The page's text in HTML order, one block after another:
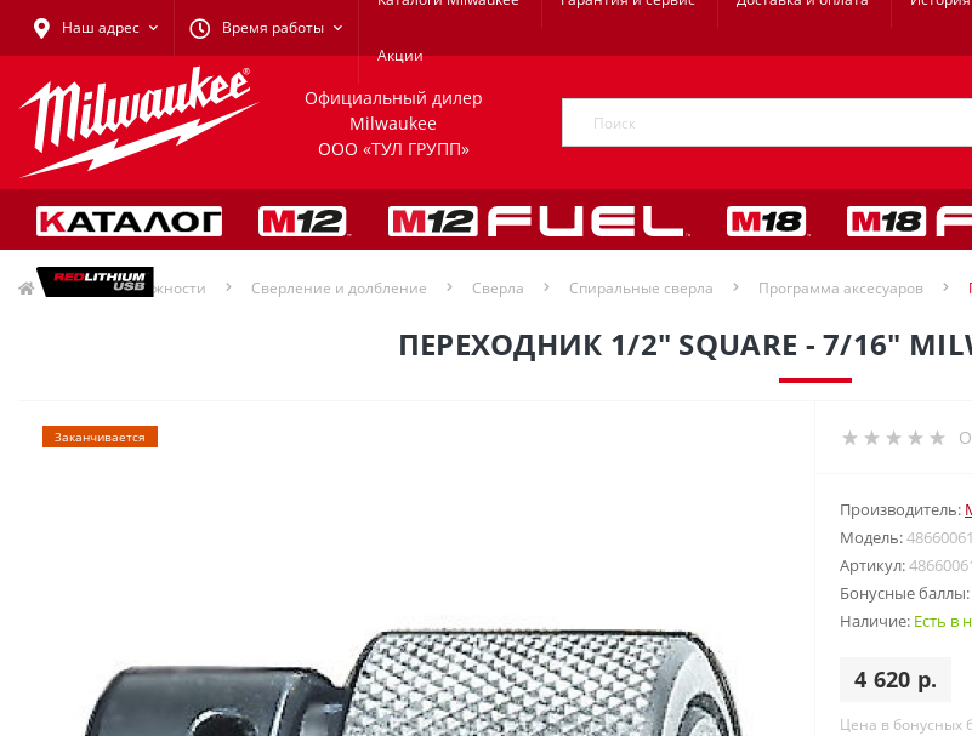
Наш адрес Время работы
Акции
Официальный дилер
Milwaukee
ООО «ТУЛ ГРУПП»
Принадлежности Сверление и долбление Сверла Спиральные сверла Программа аксесуаров
ПЕРЕХОДНИК 1/2" SQUARE - 7/16"
Заканчивается
Производитель:
Модель:48660061
Артикул:
Бонусные баллы:
Наличие: Есть в
4 620 р.
Цена в бонусных